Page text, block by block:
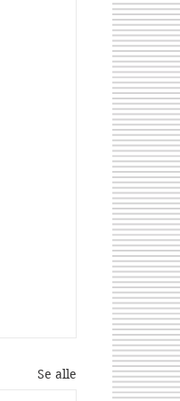
Se alle